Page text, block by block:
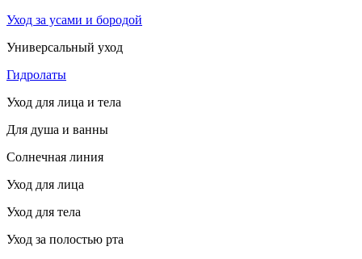
Уход за усами и бородой
Универсальный уход
Гидролаты
Уход для лица и тела
Для душа и ванны
Солнечная линия
Уход для лица
Уход для тела
Уход за полостью рта